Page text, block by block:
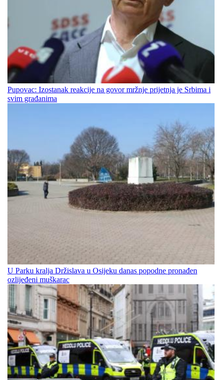
Pupovac: Izostanak reakcije na govor mržnje prijetnja je Srbima i
svim građanima
U Parku kralja Držislava u Osijeku danas popodne pronađen
ozlijeđeni muškarac